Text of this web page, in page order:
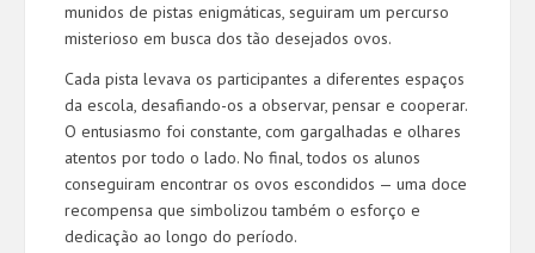
munidos de pistas enigmáticas, seguiram um percurso
misterioso em busca dos tão desejados ovos.
Cada pista levava os participantes a diferentes espaços
da escola, desafiando-os a observar, pensar e cooperar.
O entusiasmo foi constante, com gargalhadas e olhares
atentos por todo o lado. No final, todos os alunos
conseguiram encontrar os ovos escondidos — uma doce
recompensa que simbolizou também o esforço e
dedicação ao longo do período.